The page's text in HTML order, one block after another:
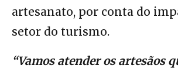
artesanato, por conta do
setor do turismo.
“Vamos atender os artesãos